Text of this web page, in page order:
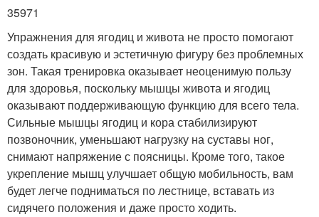
35971
Упражнения для ягодиц и живота не просто помогают
создать красивую и эстетичную фигуру без проблемных
зон. Такая тренировка оказывает неоценимую пользу
для здоровья, поскольку мышцы живота и ягодиц
оказывают поддерживающую функцию для всего тела.
Сильные мышцы ягодиц и кора стабилизируют
позвоночник, уменьшают нагрузку на суставы ног,
снимают напряжение с поясницы. Кроме того, такое
укрепление мышц улучшает общую мобильность, вам
будет легче подниматься по лестнице, вставать из
сидячего положения и даже просто ходить.